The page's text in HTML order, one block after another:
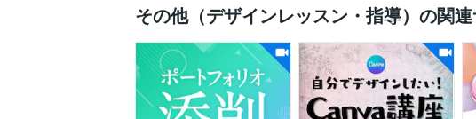
その他（デザインレッスン・指導）の関